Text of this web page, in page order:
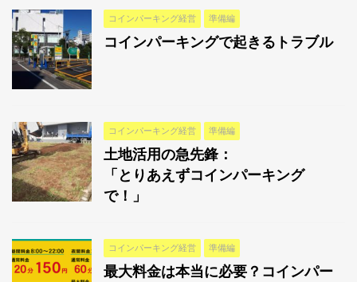
コインパーキング経営 準備編
コインパーキングで起きるトラブル
コインパーキング経営 準備編
土地活用の急先鋒：
「とりあえずコインパーキング
で！」
コインパーキング経営 準備編
最大料金は本当に必要？コインパー